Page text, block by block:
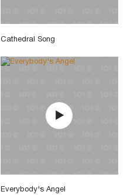
Cathedral Song
Everybody's Angel